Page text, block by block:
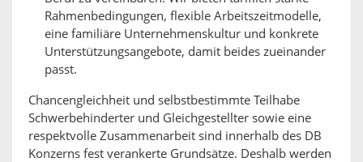
Rahmenbedingungen, flexible Arbeitszeitmodelle,
eine familiäre Unternehmenskultur und konkrete
Unterstützungsangebote, damit beides zueinander
passt.
Chancengleichheit und selbstbestimmte Teilhabe
Schwerbehinderter und Gleichgestellter sowie eine
respektvolle Zusammenarbeit sind innerhalb des DB
Konzerns fest verankerte Grundsätze. Deshalb werden